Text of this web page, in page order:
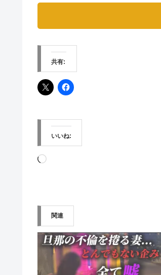
共有:
いいね:
読
み
中…
関連